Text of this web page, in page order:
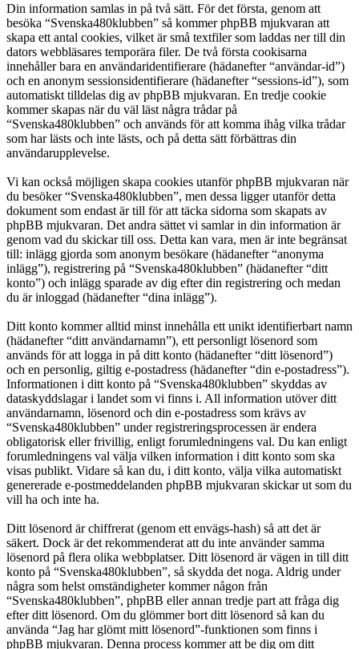
Din information samlas in på två sätt. För det första, genom att
besöka “Svenska480klubben” så kommer phpBB mjukvaran att
skapa ett antal cookies, vilket är små textfiler som laddas ner till din
dators webbläsares temporära filer. De två första cookisarna
innehåller bara en användaridentifierare (hädanefter “användar-id”)
och en anonym sessionsidentifierare (hädanefter “sessions-id”), som
automatiskt tilldelas dig av phpBB mjukvaran. En tredje cookie
kommer skapas när du väl läst några trådar på
“Svenska480klubben” och används för att komma ihåg vilka trådar
som har lästs och inte lästs, och på detta sätt förbättras din
användarupplevelse.
Vi kan också möjligen skapa cookies utanför phpBB mjukvaran när
du besöker “Svenska480klubben”, men dessa ligger utanför detta
dokument som endast är till för att täcka sidorna som skapats av
phpBB mjukvaran. Det andra sättet vi samlar in din information är
genom vad du skickar till oss. Detta kan vara, men är inte begränsat
till: inlägg gjorda som anonym besökare (hädanefter “anonyma
inlägg”), registrering på “Svenska480klubben” (hädanefter “ditt
konto”) och inlägg sparade av dig efter din registrering och medan
du är inloggad (hädanefter “dina inlägg”).
Ditt konto kommer alltid minst innehålla ett unikt identifierbart namn
(hädanefter “ditt användarnamn”), ett personligt lösenord som
används för att logga in på ditt konto (hädanefter “ditt lösenord”)
och en personlig, giltig e-postadress (hädanefter “din e-postadress”).
Informationen i ditt konto på “Svenska480klubben” skyddas av
dataskyddslagar i landet som vi finns i. All information utöver ditt
användarnamn, lösenord och din e-postadress som krävs av
“Svenska480klubben” under registreringsprocessen är endera
obligatorisk eller frivillig, enligt forumledningens val. Du kan enligt
forumledningens val välja vilken information i ditt konto som ska
visas publikt. Vidare så kan du, i ditt konto, välja vilka automatiskt
genererade e-postmeddelanden phpBB mjukvaran skickar ut som du
vill ha och inte ha.
Ditt lösenord är chiffrerat (genom ett envägs-hash) så att det är
säkert. Dock är det rekommenderat att du inte använder samma
lösenord på flera olika webbplatser. Ditt lösenord är vägen in till ditt
konto på “Svenska480klubben”, så skydda det noga. Aldrig under
några som helst omständigheter kommer någon från
“Svenska480klubben”, phpBB eller annan tredje part att fråga dig
efter ditt lösenord. Om du glömmer bort ditt lösenord så kan du
använda “Jag har glömt mitt lösenord”-funktionen som finns i
phpBB mjukvaran. Denna process kommer att be dig om ditt